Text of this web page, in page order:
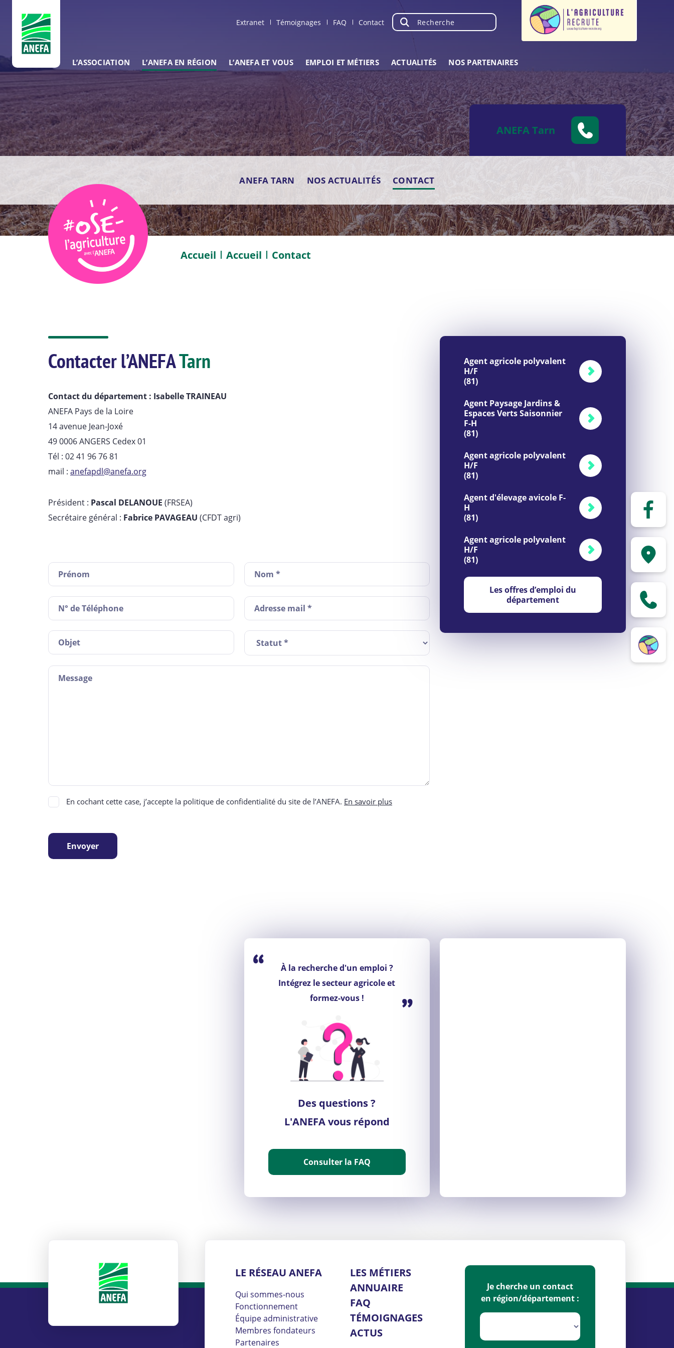
Extranet Témoignages FAQ Contact Recherche
OK
L’ASSOCIATION L’ANEFA EN RÉGION L’ANEFA ET VOUS EMPLOI ET MÉTIERS ACTUALITÉS NOS PARTENAIRES
ANEFA Tarn
ANEFA TARN NOS ACTUALITÉS CONTACT
Accueil Accueil Contact
Contacter l’ANEFATarn
Contact du département : Isabelle TRAINEAU
ANEFA Pays de la Loire
14 avenue Jean-Joxé
49 0006 ANGERS Cedex 01
Tél : 02 41 96 76 81
mail : anefapdl@anefa.org
Président : Pascal DELANOUE (FRSEA)
Secrétaire général : Fabrice PAVAGEAU (CFDT agri)
En cochant cette case, j’accepte la politique de confidentialité du site de l’ANEFA. En savoir plus
Envoyer
Agent agricole polyvalent
H/F
(81)
Agent Paysage Jardins &
Espaces Verts Saisonnier
F-H
(81)
Agent agricole polyvalent
H/F
(81)
Agent d'élevage avicole F-
H
(81)
Agent agricole polyvalent
H/F
(81)
Les offres d’emploi du
département
“
À la recherche d'un emploi ?
Intégrez le secteur agricole et
formez-vous !
”
Des questions ?
L'ANEFA vous répond
Consulter la FAQ
LE RÉSEAU ANEFA
Qui sommes-nous
Fonctionnement
Équipe administrative
Membres fondateurs
Partenaires
LES MÉTIERS
ANNUAIRE
FAQ
TÉMOIGNAGES
ACTUS
Je cherche un contact
en région/département :